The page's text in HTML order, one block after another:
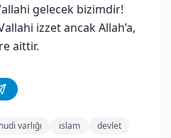
gelecek bizimdir!
izzet ancak Allah’a,
aittir.
varlığı islam
devlet